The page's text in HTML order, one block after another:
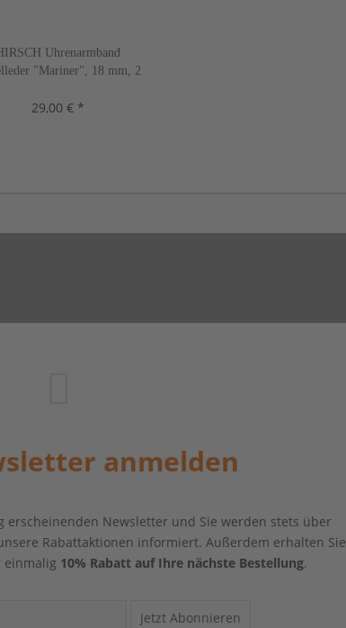
Uhrenarmband
"Mariner", 18 mm, 2
29,00 € *
anmelden
erscheinenden Newsletter und Sie werden stets über
Rabattaktionen informiert. Außerdem erhalten Sie
einmalig 10% Rabatt auf Ihre nächste Bestellung.
Jetzt Abonnieren